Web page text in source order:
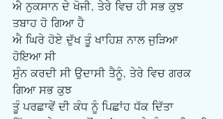
ਐ ਨੁਕਸਾਨ ਦੇ ਖੋਜੀ, ਤੇਰੇ ਵਿਚ ਹੀ ਸਭ ਕੁਝ
ਤਬਾਹ ਹੋ ਗਿਆ ਹੈ
ਐ ਘਿਰੇ ਹੋਏ ਦੁੱਖ ਤੂੰ ਖਾਹਿਸ਼ ਨਾਲ ਜੁੜਿਆ
ਹੋਇਆ ਸੀ
ਸੁੰਨ ਕਰਦੀ ਸੀ ਉਦਾਸੀ ਤੈਨੂੰ, ਤੇਰੇ ਵਿਚ ਗਰਕ
ਗਿਆ ਸਭ ਕੁਝ
ਤੂੰ ਪਰਛਾਵੇਂ ਦੀ ਕੰਧ ਨੂੰ ਪਿਛਾਂਹ ਧੱਕ ਦਿੱਤਾ